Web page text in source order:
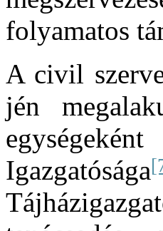
folyamatos
A civil
jén
Igazgatósága